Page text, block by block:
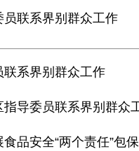
员联系界别群众工作
联系界别群众工作
指导委员联系界别群众
食品安全“两个责任”包